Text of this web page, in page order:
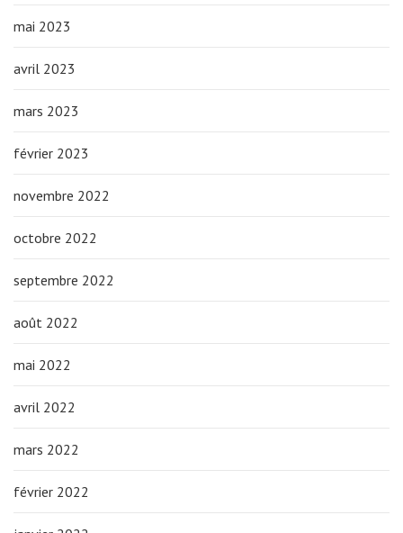
mai 2023
avril 2023
mars 2023
février 2023
novembre 2022
octobre 2022
septembre 2022
août 2022
mai 2022
avril 2022
mars 2022
février 2022